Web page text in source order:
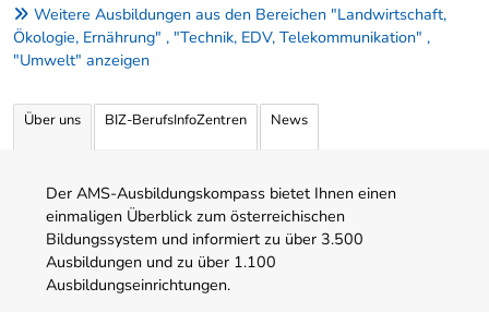
Weitere Ausbildungen aus den Bereichen "Landwirtschaft,
Ökologie, Ernährung" , "Technik, EDV, Telekommunikation" ,
"Umwelt" anzeigen
Über uns BIZ-BerufsInfoZentren News
Der AMS-Ausbildungskompass bietet Ihnen einen
einmaligen Überblick zum österreichischen
Bildungssystem und informiert zu über 3.500
Ausbildungen und zu über 1.100
Ausbildungseinrichtungen.